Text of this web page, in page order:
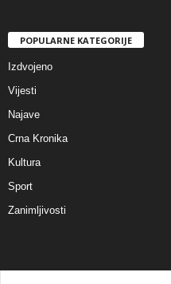
POPULARNE KATEGORIJE
Izdvojeno
Vijesti
Najave
Crna Kronika
Kultura
Sport
Zanimljivosti